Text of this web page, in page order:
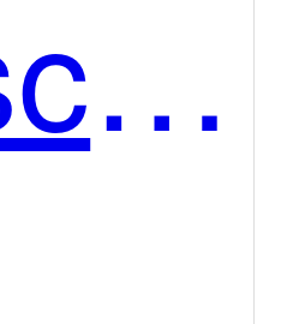
Cisco Umbrella